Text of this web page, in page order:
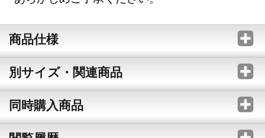
商品仕様
別サイズ・関連商品
同時購入商品